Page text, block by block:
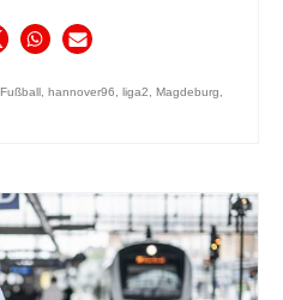
Fußball , hannover96, liga2, Magdeburg,